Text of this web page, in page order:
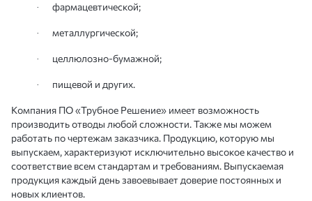
· фармацевтической;
· металлургической;
· целлюлозно-бумажной;
· пищевой и других.
Компания ПО «Трубное Решение» имеет возможность
производить отводы любой сложности. Также мы можем
работать по чертежам заказчика. Продукцию, которую мы
выпускаем, характеризуют исключительно высокое качество и
соответствие всем стандартам и требованиям. Выпускаемая
продукция каждый день завоевывает доверие постоянных и
новых клиентов.